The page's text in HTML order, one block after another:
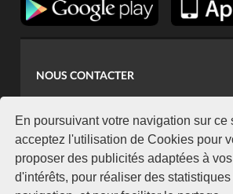
En poursuivant votre navigation sur ce
acceptez l'utilisation de Cookies pour
proposer des publicités adaptées à
d'intérêts, pour réaliser des statistiques
NOUS CONTACTER
koaci@yahoo.fr
+225 07 08 85 52 93
NEWSLETTER